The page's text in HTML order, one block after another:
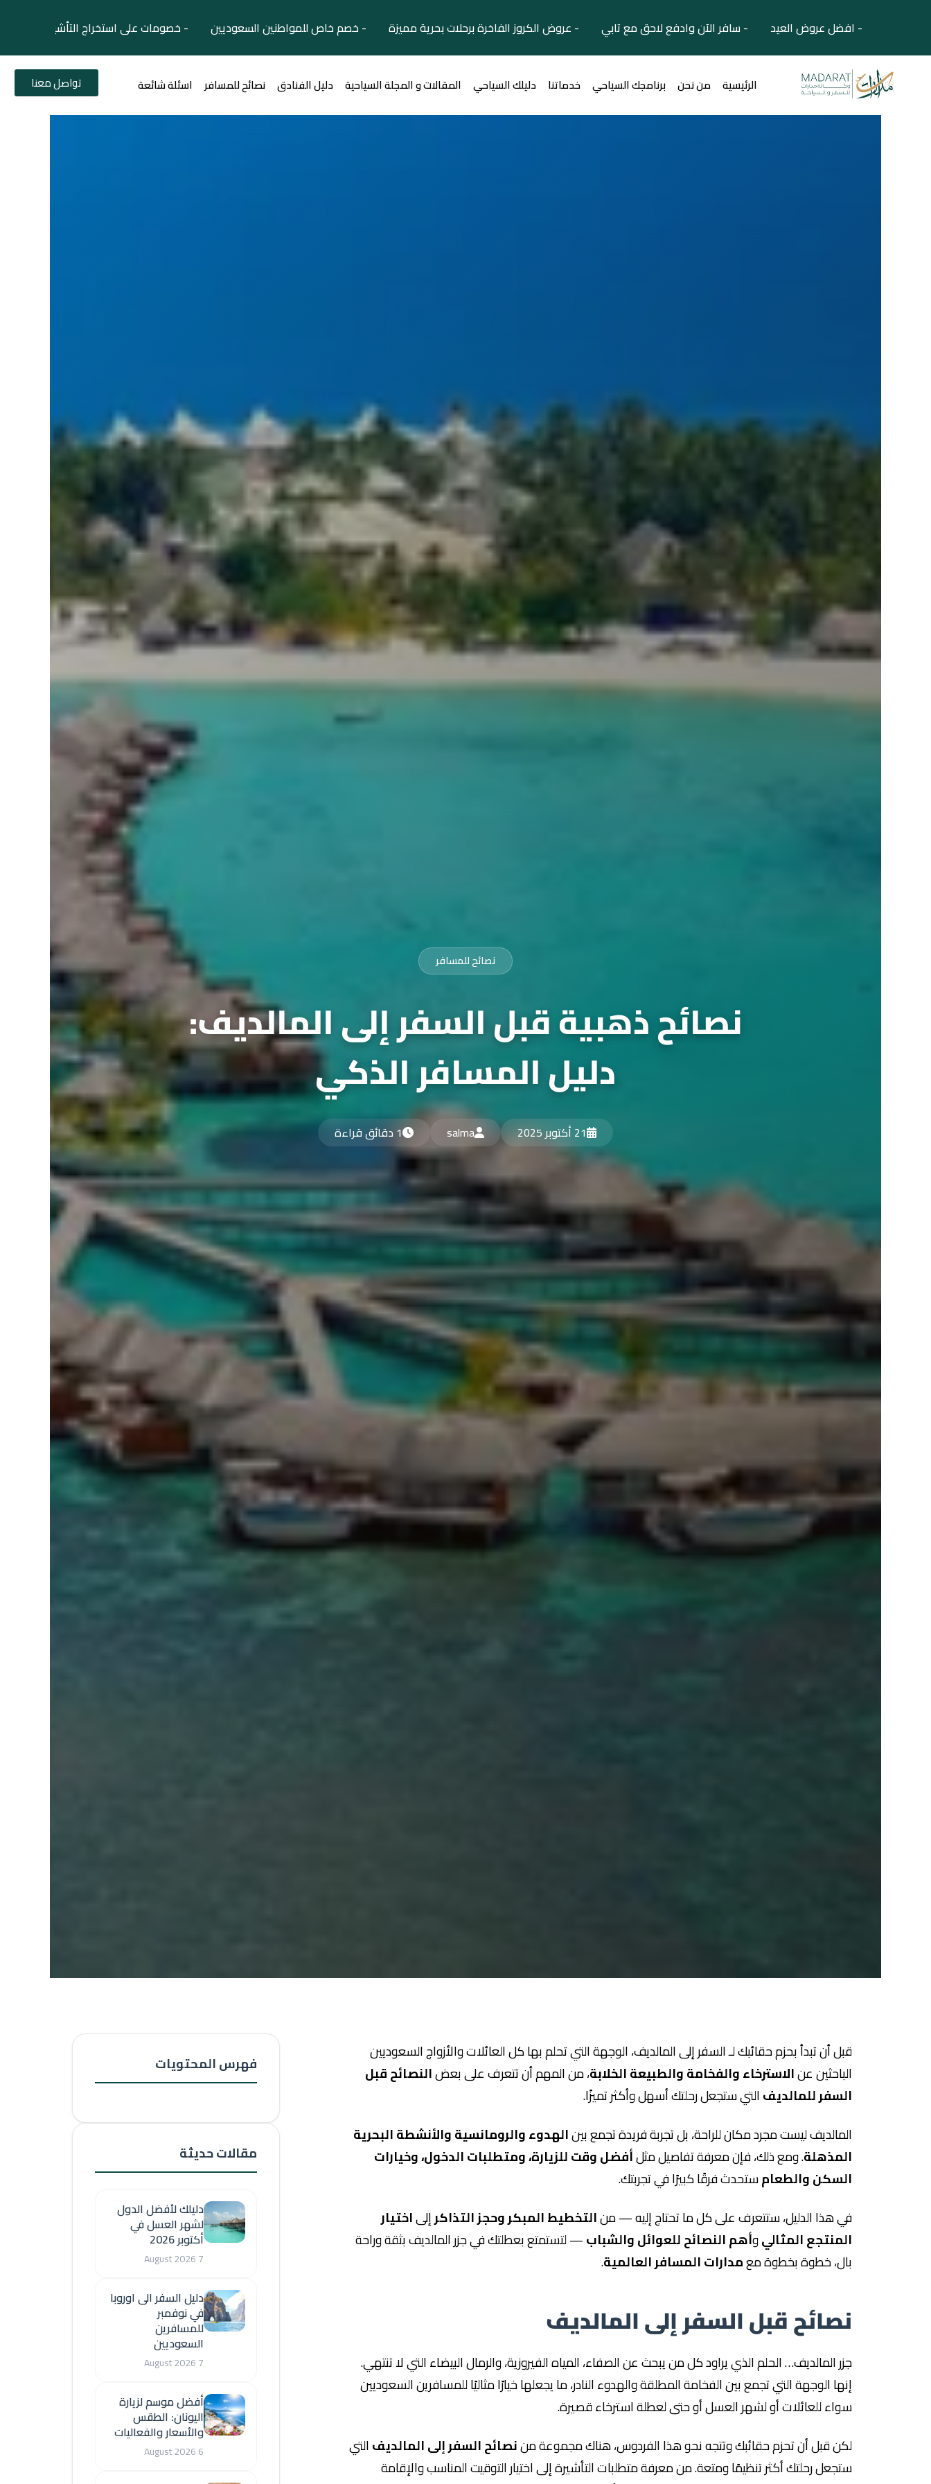
- افضل عروض العيد - سافر الآن وادفع لاحق مع تابي - عروض الكروز الفاخرة برحلات بحرية مميزة - خصم خاص للمواطنين السعوديين - خصومات على استخراج التأشيرات
الرئيسية من نحن برنامجك السياحي خدماتنا دليلك السياحي المقالات و المجلة السياحية دليل الفنادق نصائح للمسافر اسئلة شائعة تواصل معنا
نصائح للمسافر
نصائح ذهبية قبل السفر إلى المالديف:
دليل المسافر الذكي
21 أكتوبر 2025 salma 1 دقائق قراءة
قبل أن تبدأ بحزم حقائبك لـ السفر إلى المالديف، الوجهة التي تحلم بها كل العائلات والأزواج السعوديين
الباحثين عنالاسترخاء والفخامة والطبيعة الخلابة، من المهم أن تتعرف على بعضالنصائح قبل
السفر للمالديفالتي ستجعل رحلتك أسهل وأكثر تميزًا.
المالديف ليست مجرد مكان للراحة، بل تجربة فريدة تجمع بينالهدوء والرومانسية والأنشطة البحرية
المذهلة. ومع ذلك، فإن معرفة تفاصيل مثلأفضل وقت للزيارة، ومتطلبات الدخول، وخيارات
السكن والطعامستحدث فرقًا كبيرًا في تجربتك.
في هذا الدليل، ستتعرف على كل ما تحتاج إليه — منالتخطيط المبكر وحجز التذاكرإلىاختيار
المنتجع المثاليوأهم النصائح للعوائل والشباب— لتستمتع بعطلتك في جزر المالديف بثقة وراحة
بال، خطوة بخطوة معمدارات المسافر العالمية.
نصائح قبل السفر إلى المالديف
جزر المالديف… الحلم الذي يراود كل من يبحث عن الصفاء، المياه الفيروزية، والرمال البيضاء التي لا تنتهي.
إنها الوجهة التي تجمع بين الفخامة المطلقة والهدوء النادر، ما يجعلها خيارًا مثاليًا للمسافرين السعوديين
سواء للعائلات أو لشهر العسل أو حتى لعطلة استرخاء قصيرة.
لكن قبل أن تحزم حقائبك وتتجه نحو هذا الفردوس، هناك مجموعة مننصائح السفر إلى المالديفالتي
ستجعل رحلتك أكثر تنظيمًا ومتعة. من معرفة متطلبات التأشيرة إلى اختيار التوقيت المناسب والإقامة
فهرس المحتويات
مقالات حديثة
دليلك لأفضل الدول
لشهر العسل في
أكتوبر 2026
7 August 2026
دليل السفر الى اوروبا
في نوفمبر
للمسافرين
السعوديين
7 August 2026
أفضل موسم لزيارة
اليونان: الطقس
والأسعار والفعاليات
6 August 2026